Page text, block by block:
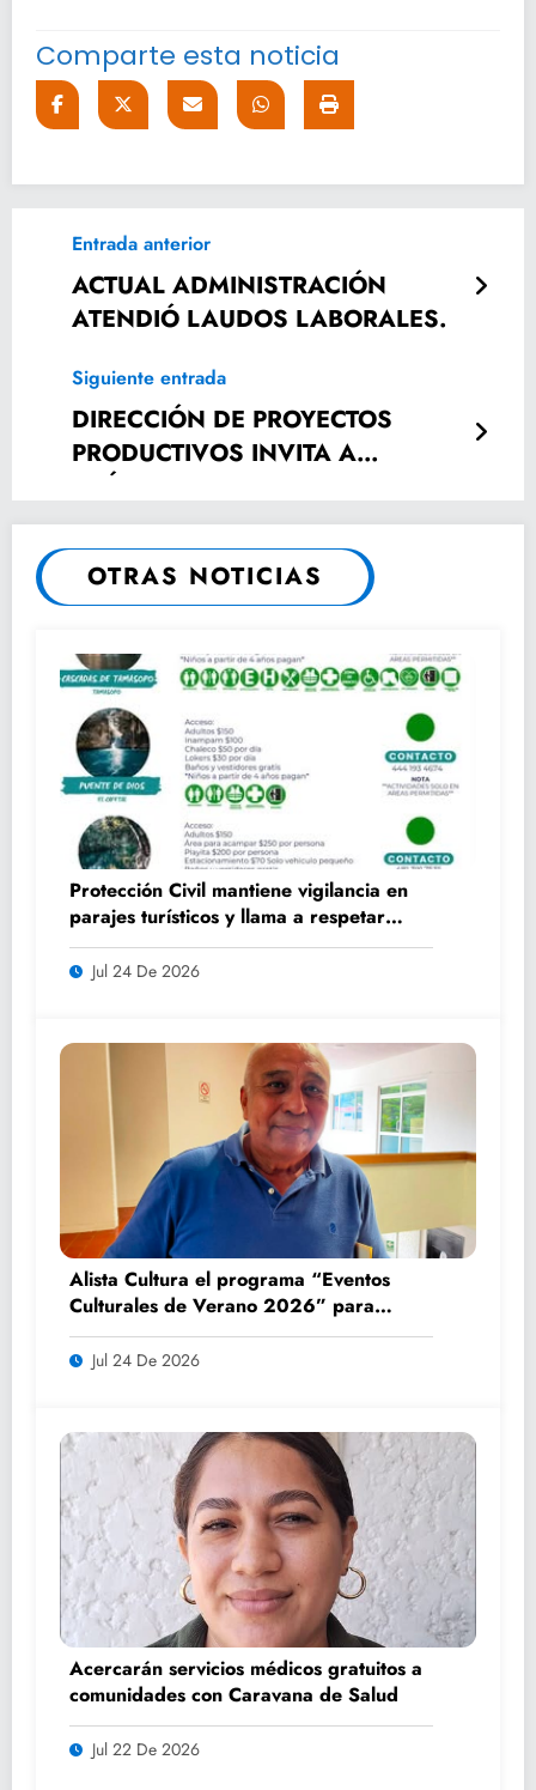
Comparte esta noticia
Entrada anterior
ACTUAL ADMINISTRACIÓN
ATENDIÓ LAUDOS LABORALES.
Siguiente entrada
DIRECCIÓN DE PROYECTOS
PRODUCTIVOS INVITA A
ACÉRCARTE A LA APERTURA DE
VENTANILLA
OTRAS NOTICIAS
Protección Civil mantiene vigilancia en
parajes turísticos y llama a respetar
medidas de seguridad
Jul 24 De 2026
Alista Cultura el programa “Eventos
Culturales de Verano 2026” para
impulsar el turismo y la convivencia
familiar
Jul 24 De 2026
Acercarán servicios médicos gratuitos a
comunidades con Caravana de Salud
Jul 22 De 2026